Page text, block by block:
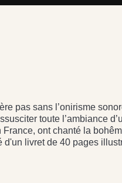
pas sans l’onirisme
toute l’ambiance
ont chanté la
livret de 40 pages